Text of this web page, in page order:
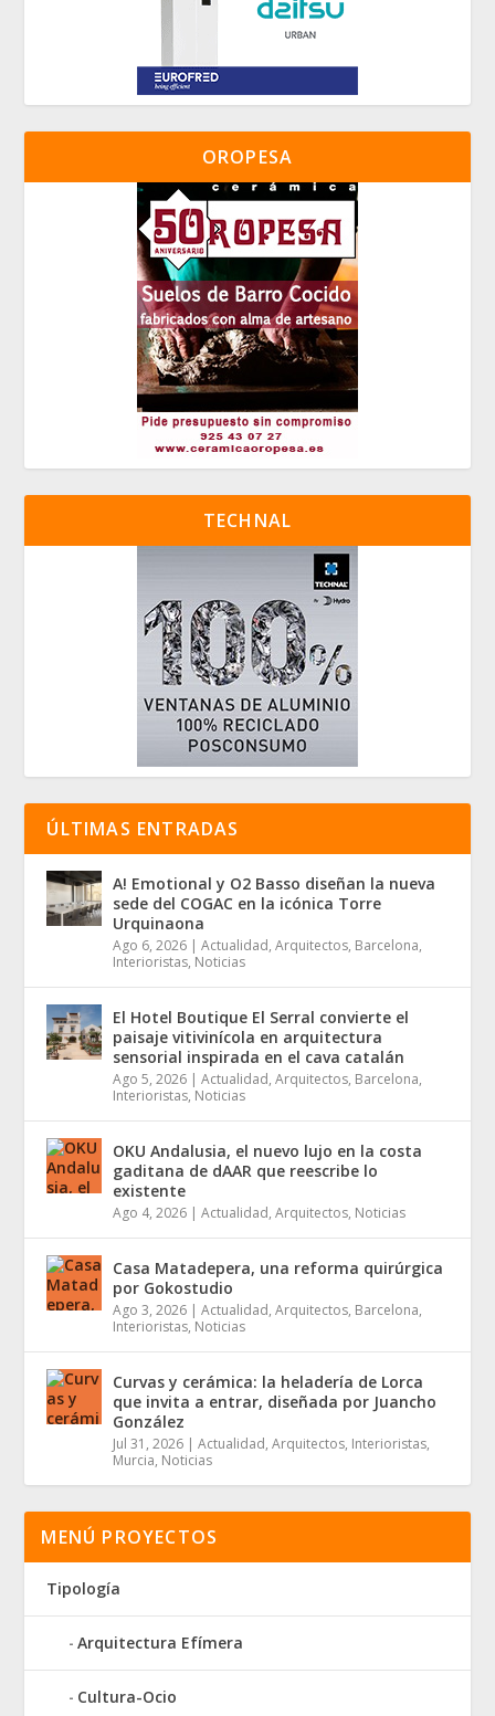
OROPESA
TECHNAL
ÚLTIMAS ENTRADAS
A! Emotional y O2 Basso diseñan la nueva
sede del COGAC en la icónica Torre
Urquinaona
Ago 6, 2026 |Actualidad,Arquitectos, Barcelona,
Interioristas, Noticias
El Hotel Boutique El Serral convierte el
paisaje vitivinícola en arquitectura
sensorial inspirada en el cava catalán
Ago 5, 2026 |Actualidad,Arquitectos, Barcelona,
Interioristas, Noticias
OKU Andalusia, el nuevo lujo en la costa
gaditana de dAAR que reescribe lo
existente
Ago 4, 2026 |Actualidad,Arquitectos, Noticias
Casa Matadepera, una reforma quirúrgica
por Gokostudio
Ago 3, 2026 |Actualidad,Arquitectos, Barcelona,
Interioristas, Noticias
Curvas y cerámica: la heladería de Lorca
que invita a entrar, diseñada por Juancho
González
Jul 31, 2026 |Actualidad,Arquitectos, Interioristas,
Murcia, Noticias
MENÚ PROYECTOS
Tipología
Arquitectura Efímera
Cultura-Ocio